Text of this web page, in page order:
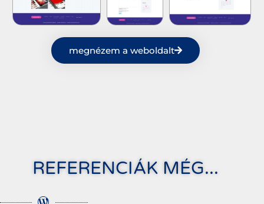
megnézem a weboldalt
REFERENCIÁK MÉG...